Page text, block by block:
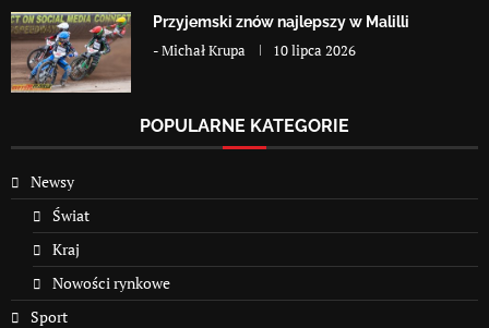
Przyjemski znów najlepszy w Malilli
-Michał Krupa 10 lipca 2026
POPULARNE KATEGORIE
Newsy
Świat
Kraj
Nowości rynkowe
Sport